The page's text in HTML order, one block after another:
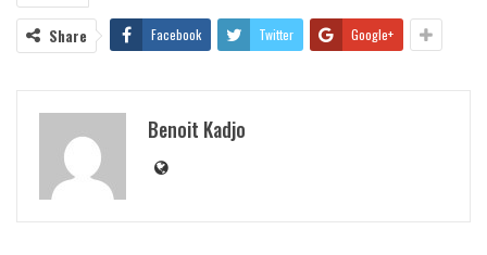
Share Facebook Twitter Google+
Benoit Kadjo